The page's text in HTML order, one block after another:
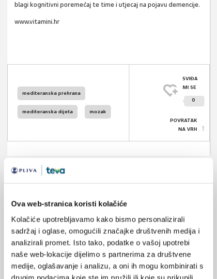
Ova web-stranica koristi kolačiće
Kolačiće upotrebljavamo kako bismo personalizirali
sadržaj i oglase, omogućili značajke društvenih medija i
analizirali promet. Isto tako, podatke o vašoj upotrebi
naše web-lokacije dijelimo s partnerima za društvene
medije, oglašavanje i analizu, a oni ih mogu kombinirati s
drugim podacima koje ste im pružili ili koje su prikupili
blagi kognitivni poremećaj te time i utjecaj na pojavu demencije.
www.vitamini.hr
mediteranska prehrana
mediteranska dijeta mozak
SVIĐA
MI SE
0
POVRATAK
NA VRH
Mediteranska prehrana za zdraviji mozak
01.07.2025.
Provode li zdravstveni djelatnici preporuke koje
propisuju bolesnicima?